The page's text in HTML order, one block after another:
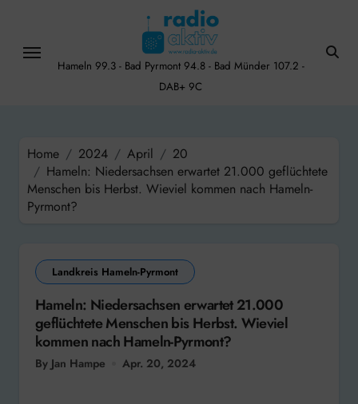
content
Hameln 99.3 - Bad Pyrmont 94.8 - Bad Münder 107.2 -
DAB+ 9C
Home 2024 April
20
Hameln: Niedersachsen erwartet 21.000 geflüchtete
Menschen bis Herbst. Wieviel kommen nach Hameln-
Pyrmont?
Landkreis Hameln-Pyrmont
Hameln: Niedersachsen erwartet 21.000
geflüchtete Menschen bis Herbst. Wieviel
kommen nach Hameln-Pyrmont?
By Jan Hampe Apr. 20, 2024